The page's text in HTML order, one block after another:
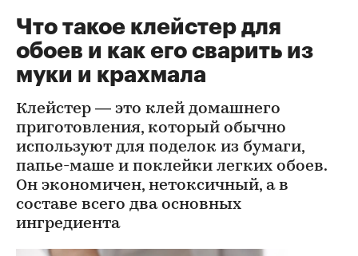
Что такое клейстер для
обоев и как его сварить из
муки и крахмала
Клейстер — это клей домашнего
приготовления, который обычно
используют для поделок из бумаги,
папье-маше и поклейки легких обоев.
Он экономичен, нетоксичный, а в
составе всего два основных
ингредиента